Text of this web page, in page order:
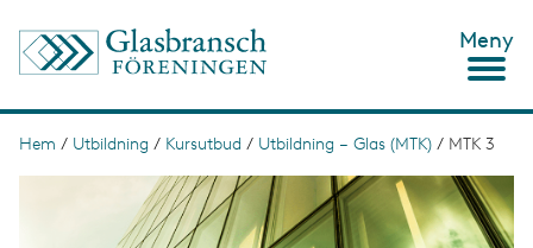
Meny
L
Hem / Utbildning / Kursutbud / Utbildning – Glas (MTK) / MTK 3